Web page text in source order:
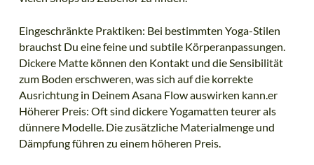
Eingeschränkte Praktiken: Bei bestimmten Yoga-Stilen
brauchst Du eine feine und subtile Körperanpassungen.
Dickere Matte können den Kontakt und die Sensibilität
zum Boden erschweren, was sich auf die korrekte
Ausrichtung in Deinem Asana Flow auswirken kann.er
Höherer Preis: Oft sind dickere Yogamatten teurer als
dünnere Modelle. Die zusätzliche Materialmenge und
Dämpfung führen zu einem höheren Preis.